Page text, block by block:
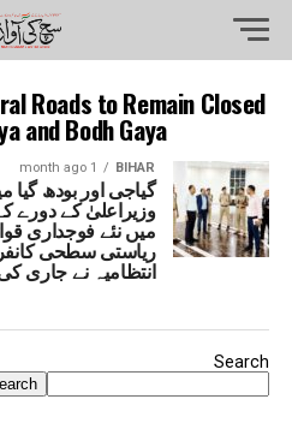
Roads to Remain Closed
and Bodh Gaya"
BIHAR
1 month ago
گیاجی اور بودھ گیا
وزیراعلیٰ کے دورے
ریاستی سطحی
انتظامیہ نے جاری
Search